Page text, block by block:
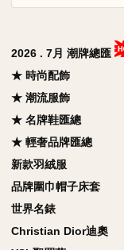
2026 . 7月 潮牌總匯
★ 時尚配飾
★ 潮流服飾
★ 名牌鞋匯總
★ 輕奢品牌匯總
新款羽絨服
品牌圍巾帽子床套
世界名錶
Christian Dior迪奧